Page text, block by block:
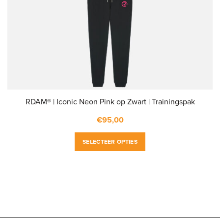
RDAM® | Iconic Neon Pink op Zwart | Trainingspak
€95,00
SELECTEER OPTIES